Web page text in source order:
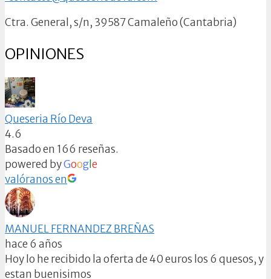
Ctra. General, s/n, 39587 Camaleño (Cantabria)
OPINIONES
Queseria Río Deva
4.6
Basado en 166 reseñas.
powered byGoog e
valóranos en
MANUEL FERNANDEZ BREÑAS
hace 6 años
Hoy lo he recibido la oferta de 40 euros los 6 quesos, y
estan buenisimos